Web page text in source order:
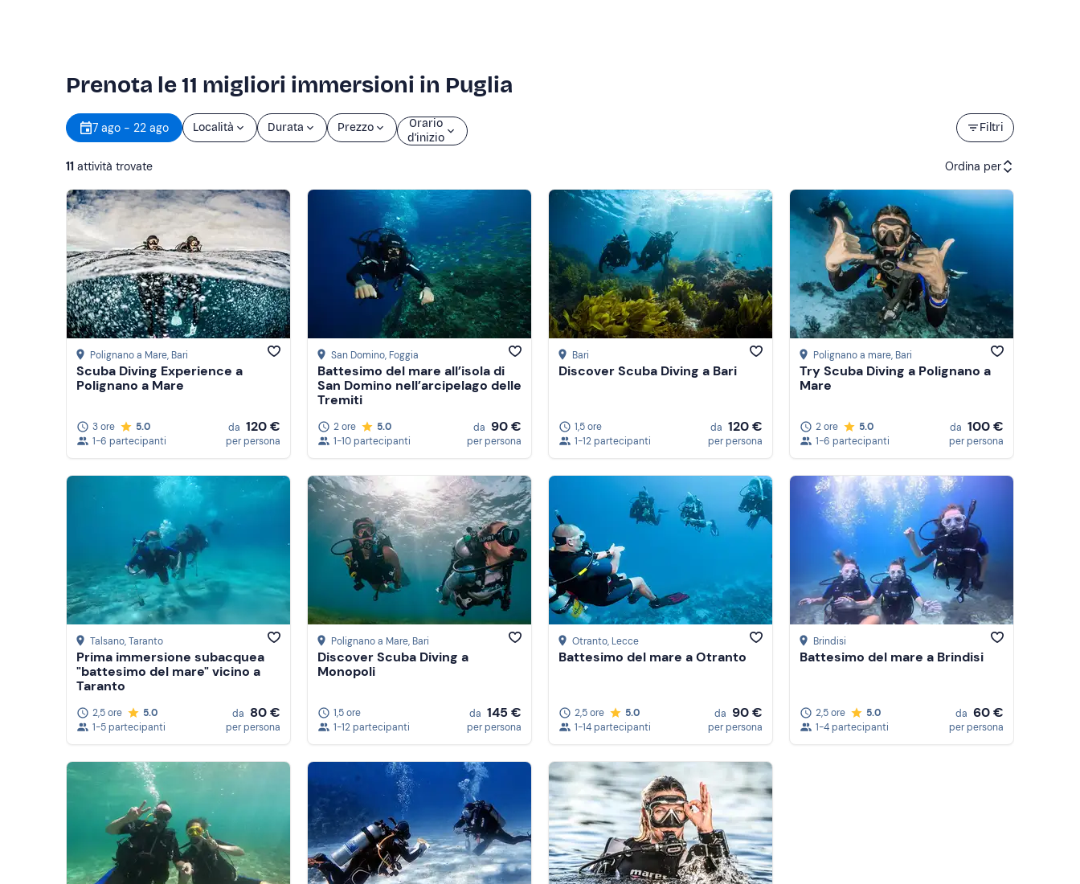
Prenota le 11 migliori immersioni in Puglia
Filtri
7 ago - 22 ago Località
Mostra altro
Durata Prezzo
Orario
d’inizio
11 attività trovate Ordina per
Attività consigliate
Prezzo (crescente)
Prezzo (decrescente)
Recensioni
Polignano a Mare, Bari
Scuba Diving Experience a
Polignano a Mare
3 ore
5.0
1-6 partecipanti
da 120 €
per persona
San Domino, Foggia
Battesimo del mare all’isola di
San Domino nell’arcipelago delle
Tremiti
2 ore
5.0
1-10 partecipanti
da 90 €
per persona
Bari
Discover Scuba Diving a Bari
1,5 ore
1-12 partecipanti
da 120 €
per persona
Polignano a mare, Bari
Try Scuba Diving a Polignano a
Mare
2 ore
5.0
1-6 partecipanti
da 100 €
per persona
Talsano, Taranto
Prima immersione subacquea
"battesimo del mare" vicino a
Taranto
2,5 ore
5.0
1-5 partecipanti
da 80 €
per persona
Polignano a Mare, Bari
Discover Scuba Diving a
Monopoli
1,5 ore
1-12 partecipanti
da 145 €
per persona
Otranto, Lecce
Battesimo del mare a Otranto
2,5 ore
5.0
1-14 partecipanti
da 90 €
per persona
Brindisi
Battesimo del mare a Brindisi
2,5 ore
5.0
1-4 partecipanti
da 60 €
per persona